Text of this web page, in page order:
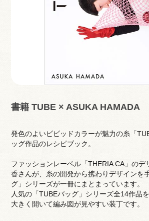
書籍 TUBE × ASUKA HAMADA
発色のよいビビッドカラーが魅力の糸「
ッグ作品のレシピブック。
ファッションレーベル「THERIA CA」のデ
香さんが、糸の開発から携わりデザインを
グ」シリーズが一冊にまとまっています。
人気の「TUBEバッグ」シリーズ全14作品を
大きく開いて編み図が見やすい装丁です。